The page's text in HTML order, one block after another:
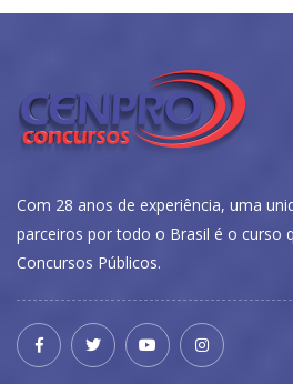
Com 28 anos de experiência, uma
parceiros por todo o Brasil é o curso
Concursos Públicos.